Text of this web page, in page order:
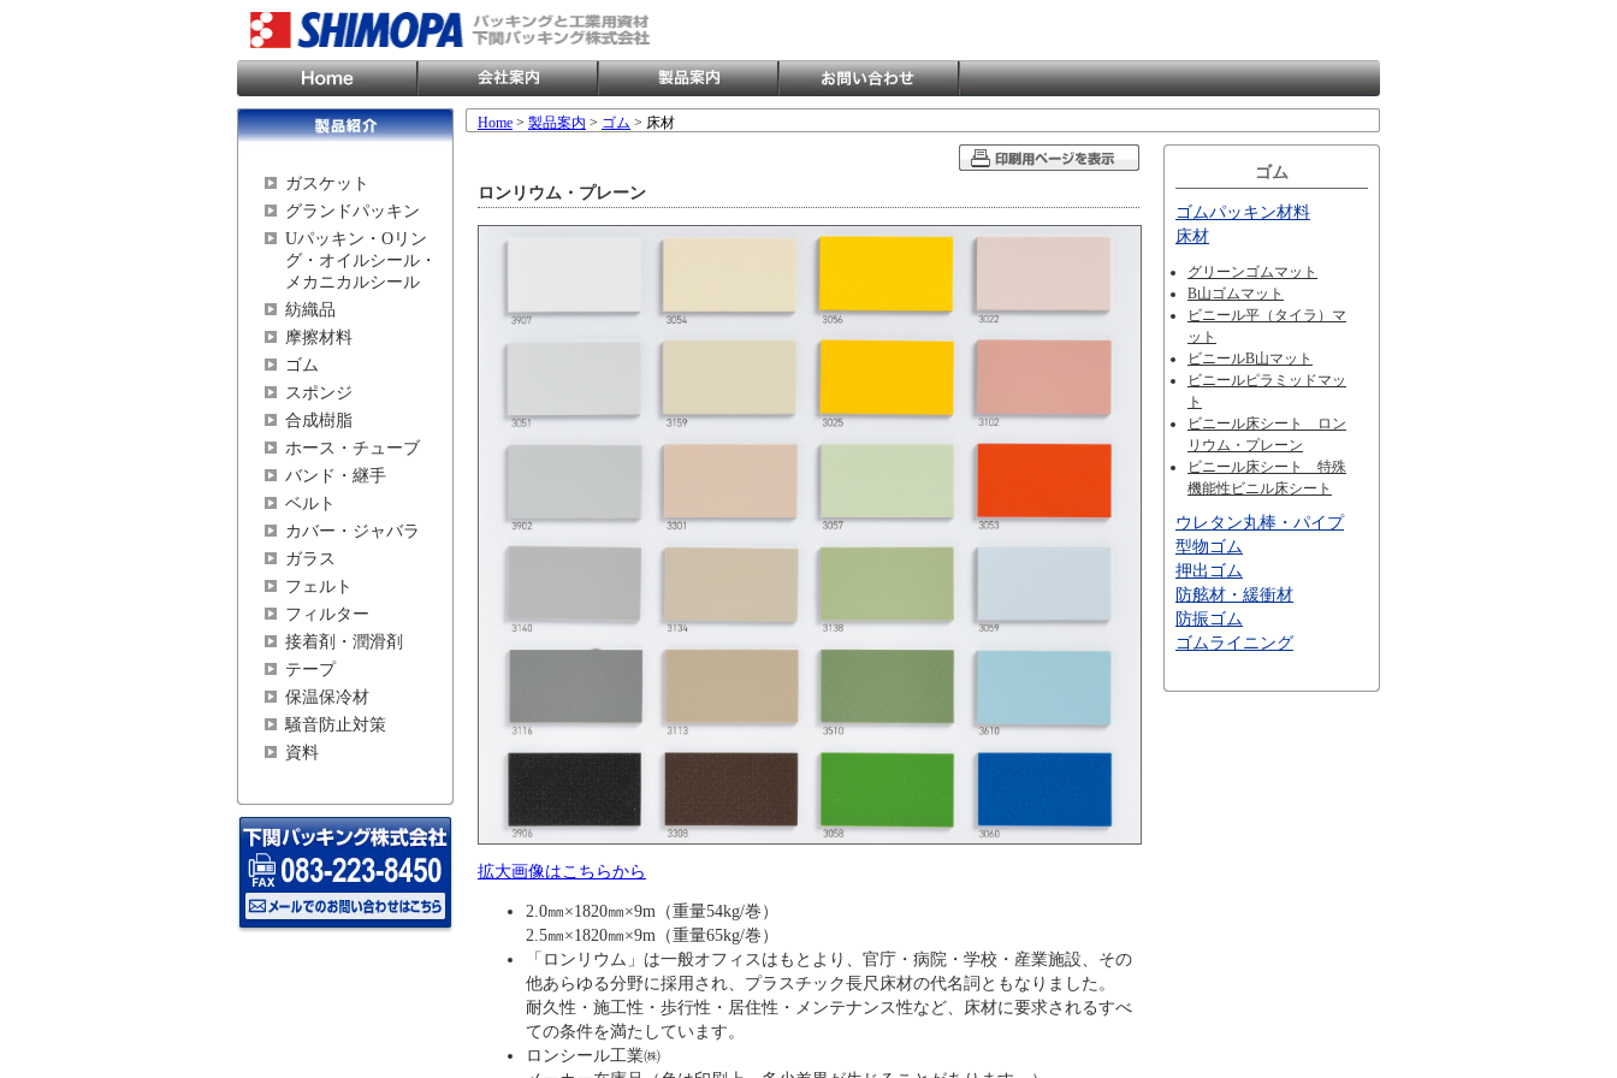
ガスケット
グランドパッキン
Uパッキン・Oリン
グ・オイルシール・
メカニカルシール
紡織品
摩擦材料
ゴム
スポンジ
合成樹脂
ホース・チューブ
バンド・継手
ベルト
カバー・ジャバラ
ガラス
フェルト
フィルター
接着剤・潤滑剤
テープ
保温保冷材
騒音防止対策
資料
Home > 製品案内 > ゴム > 床材
ロンリウム・プレーン
拡大画像はこちらから
2.0㎜×1820㎜×9m（重量54kg/巻）
2.5㎜×1820㎜×9m（重量65kg/巻）
「ロンリウム」は一般オフィスはもとより、官庁・病院・学校・産業施設、その
他あらゆる分野に採用され、プラスチック長尺床材の代名詞ともなりました。
耐久性・施工性・歩行性・居住性・メンテナンス性など、床材に要求されるすべ
ての条件を満たしています。
ロンシール工業㈱
ゴム
ゴムパッキン材料
床材
グリーンゴムマット
B山ゴムマット
ビニール平（タイラ）マ
ット
ビニールB山マット
ビニールピラミッドマッ
ト
ビニール床シート ロン
リウム・プレーン
ビニール床シート 特殊
機能性ビニル床シート
ウレタン丸棒・パイプ
型物ゴム
押出ゴム
防舷材・緩衝材
防振ゴム
ゴムライニング